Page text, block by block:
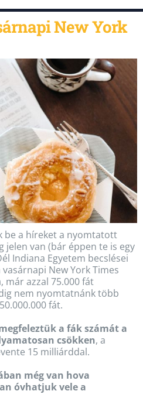
New York
be a híreket a nyomtatott
jelen van (bár éppen te is egy
Indiana Egyetem becslései
New York Times
már azzal 75.000 fát
nem nyomtatnánk több
fát.
a fák számát a
csökken, a
15 milliárddal.
még van hova
óvhatjuk vele a